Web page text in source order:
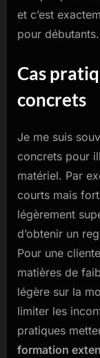
et c’est
pour débutants.
Cas
concrets
Je me suis
concrets pour
matériel. Par
courts mais
légèrement
d’obtenir un
Pour une
matières de
légère sur la
limiter les
pratiques
formation